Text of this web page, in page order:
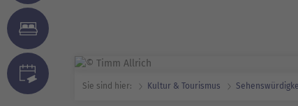
Sie sind hier: Kultur & Tourismus